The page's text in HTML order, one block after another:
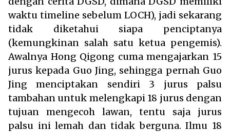
waktu timeline sebelum LOCH), jadi sekarang
tidak diketahui siapa penciptanya
(kemungkinan salah satu ketua pengemis).
Awalnya Hong Qigong cuma mengajarkan 15
jurus kepada Guo Jing, sehingga pernah Guo
Jing menciptakan sendiri 3 jurus palsu
tambahan untuk melengkapi 18 jurus dengan
tujuan mengecoh lawan, tentu saja jurus
palsu ini lemah dan tidak berguna. Ilmu 18